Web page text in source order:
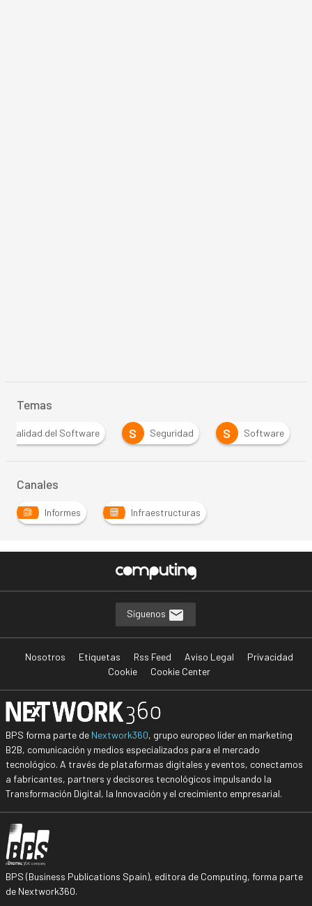
Temas
Calidad del Software S Seguridad S Software
Canales
Informes Infraestructuras
Síguenos
Nosotros Etiquetas Rss Feed Aviso Legal
Privacidad
Cookie
Cookie Center
BPS forma parte de Nextwork360, grupo europeo líder en marketing
B2B, comunicación y medios especializados para el mercado
tecnológico. A través de plataformas digitales y eventos, conectamos
a fabricantes, partners y decisores tecnológicos impulsando la
Transformación Digital, la Innovación y el crecimiento empresarial.
BPS (Business Publications Spain), editora de Computing, forma parte
de Nextwork360.